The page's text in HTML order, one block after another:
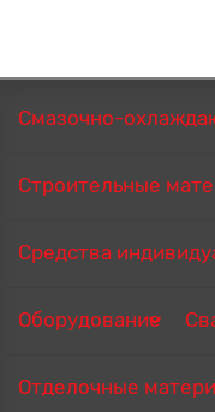
Смазочно-
Строительные
Средства
Оборудование
Отделочные